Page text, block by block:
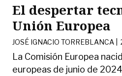
El despertar
Unión Europea
JOSÉ IGNACIO TORREBLANCA |
La Comisión Europea
europeas de junio de